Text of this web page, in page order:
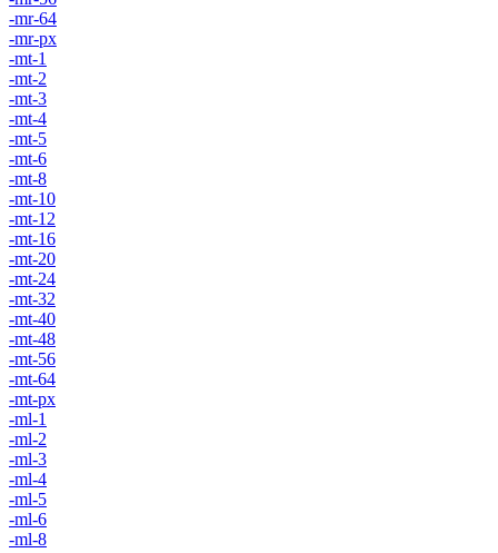
-mr-64
-mr-px
-mt-1
-mt-2
-mt-3
-mt-4
-mt-5
-mt-6
-mt-8
-mt-10
-mt-12
-mt-16
-mt-20
-mt-24
-mt-32
-mt-40
-mt-48
-mt-56
-mt-64
-mt-px
-ml-1
-ml-2
-ml-3
-ml-4
-ml-5
-ml-6
-ml-8